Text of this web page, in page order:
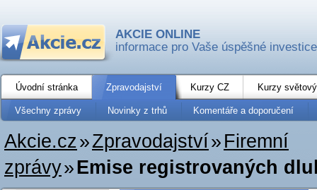
AKCIE ONLINE
informace pro Vaše úspěšné investice
Úvodní stránka Zpravodajství Kurzy CZ Kurzy
Všechny zprávy Novinky z trhů Komentáře a doporučení
Akcie.cz»Zpravodajství» Firemní
zprávy»Emise registrovaných